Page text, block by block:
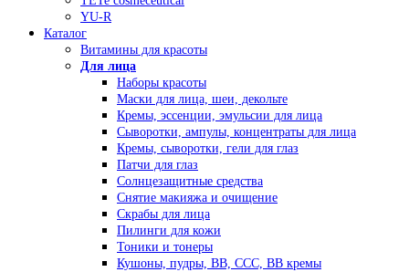
YU-R
Каталог
Витамины для красоты
Для лица
Наборы красоты
Маски для лица, шеи, декольте
Кремы, эссенции, эмульсии для лица
Сыворотки, ампулы, концентраты для лица
Кремы, сыворотки, гели для глаз
Патчи для глаз
Солнцезащитные средства
Снятие макияжа и очищение
Скрабы для лица
Пилинги для кожи
Тоники и тонеры
Кушоны, пудры, ВВ, ССС, ВВ кремы